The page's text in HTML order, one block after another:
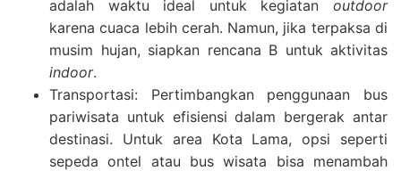
adalah waktu ideal untuk kegiatan outdoor
karena cuaca lebih cerah. Namun, jika terpaksa di
musim hujan, siapkan rencana B untuk aktivitas
indoor.
Transportasi: Pertimbangkan penggunaan bus
pariwisata untuk efisiensi dalam bergerak antar
destinasi. Untuk area Kota Lama, opsi seperti
sepeda ontel atau bus wisata bisa menambah